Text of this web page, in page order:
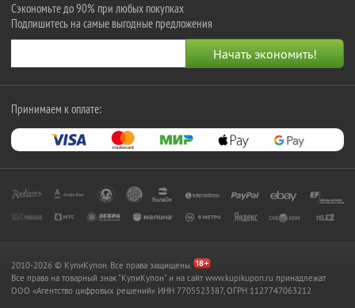
Сэкономьте до 90% при любых покупках
Подпишитесь на самые выгодные предложения
Принимаем к оплате:
2010-2026 © КупиКупон. Все права защищены.
Все права на товарный знак "КупиКупон" и на сайт www.kupikupon.ru принадлежат
OOO «Агентство цифровых решений» ИНН 7705523387, ОГРН 1127747063212